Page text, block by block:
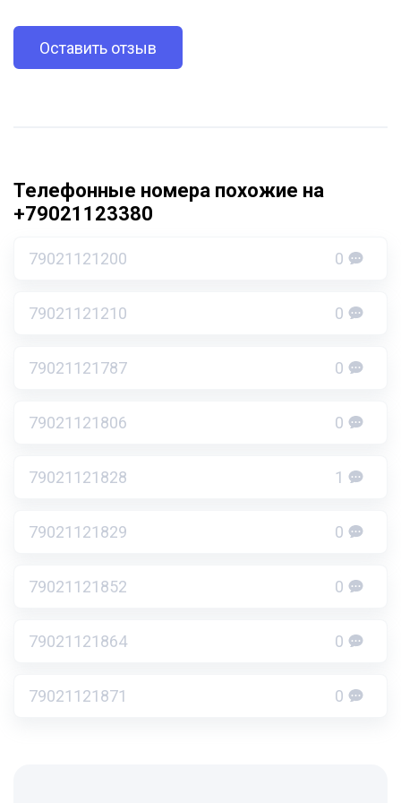
Оставить отзыв
Телефонные номера похожие на
+79021123380
79021121200 0
79021121210 0
79021121787 0
79021121806 0
79021121828 1
79021121829 0
79021121852 0
79021121864 0
79021121871 0